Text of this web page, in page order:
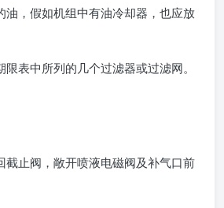
油，假如机组中有油冷却器，也应放
表中所列的几个过滤器或过滤网。
截止阀，敞开喷液电磁阀及补气口前